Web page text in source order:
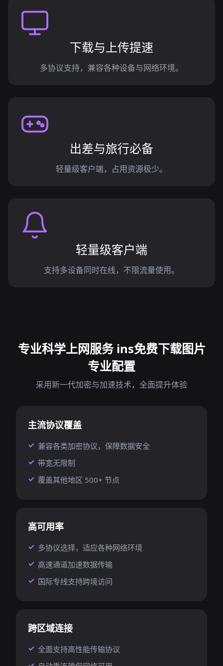
下载与上传提速
多协议支持，兼容各种设备与网络环境。
出差与旅行必备
轻量级客户端，占用资源极少。
轻量级客户端
支持多设备同时在线，不限流量使用。
专业科学上网服务 ins免费下载图片
专业配置
采用新一代加密与加速技术，全面提升体验
主流协议覆盖
兼容各类加密协议，保障数据安全
带宽无限制
覆盖其他地区 500+ 节点
高可用率
多协议选择，适应各种网络环境
高速通道加速数据传输
国际专线支持跨境访问
跨区域连接
全面支持高性能传输协议